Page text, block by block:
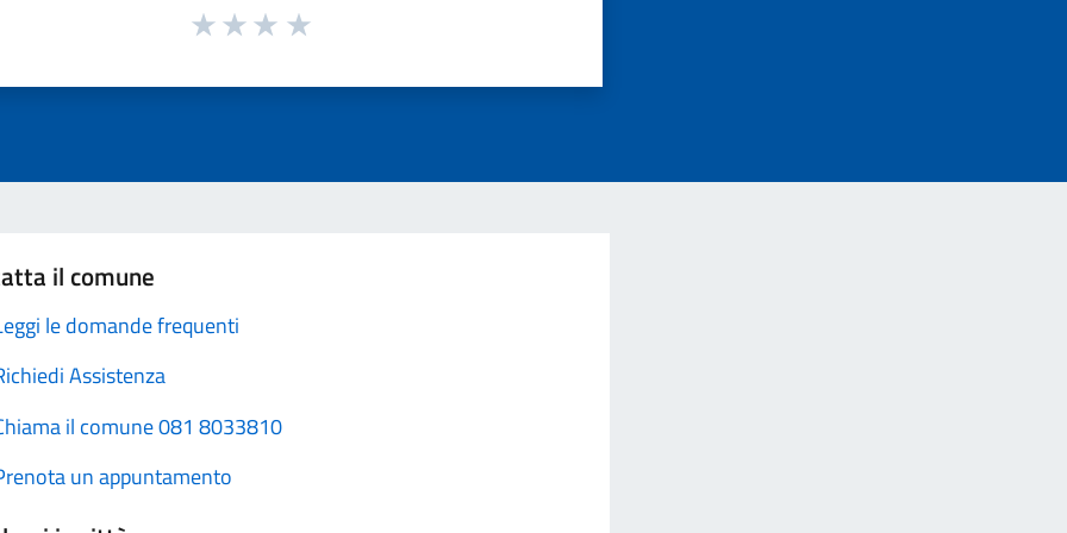
il comune
le domande frequenti
Assistenza
il comune 081 8033810
un appuntamento